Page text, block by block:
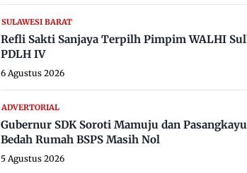
SULAWESI BARAT
Refli Sakti Sanjaya Terpilh Pimpim WALHI
PDLH IV
6 Agustus 2026
ADVERTORIAL
Gubernur SDK Soroti Mamuju dan
Bedah Rumah BSPS Masih Nol
5 Agustus 2026